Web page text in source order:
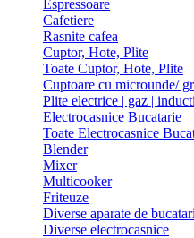
Espressoare
Cafetiere
Rasnite cafea
Cuptor, Hote, Plite
Toate Cuptor, Hote, Plite
Cuptoare cu microunde/
Plite electrice | gaz |
Electrocasnice Bucatarie
Toate Electrocasnice
Blender
Mixer
Multicooker
Friteuze
Diverse aparate de
Diverse electrocasnice